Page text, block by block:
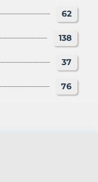
62
138
37
76